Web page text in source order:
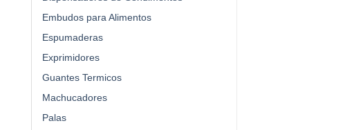
Embudos para Alimentos
Espumaderas
Exprimidores
Guantes Termicos
Machucadores
Palas